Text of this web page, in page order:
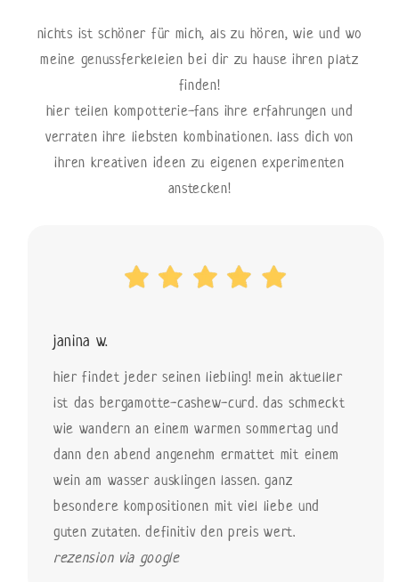
nichts ist schöner für mich, als zu hören, wie und wo
meine genussferkeleien bei dir zu hause ihren platz
finden!
hier teilen kompotterie-fans ihre erfahrungen und
verraten ihre liebsten kombinationen. lass dich von
ihren kreativen ideen zu eigenen experimenten
anstecken!
janina w.
hier findet jeder seinen liebling! mein aktueller
ist das bergamotte-cashew-curd. das schmeckt
wie wandern an einem warmen sommertag und
dann den abend angenehm ermattet mit einem
wein am wasser ausklingen lassen. ganz
besondere kompositionen mit viel liebe und
guten zutaten. definitiv den preis wert.
rezension via google